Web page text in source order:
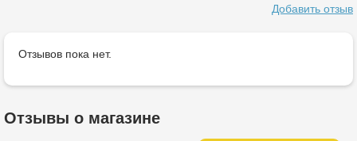
Добавить отзыв
Отзывов пока нет.
Отзывы о магазине